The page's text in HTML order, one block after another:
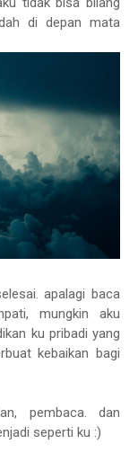
di depan mata
apalagi baca
mungkin aku
ku pribadi yang
kebaikan bagi
pembaca. dan
seperti ku :)